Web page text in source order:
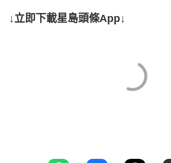
↓立即下載星島頭條App↓